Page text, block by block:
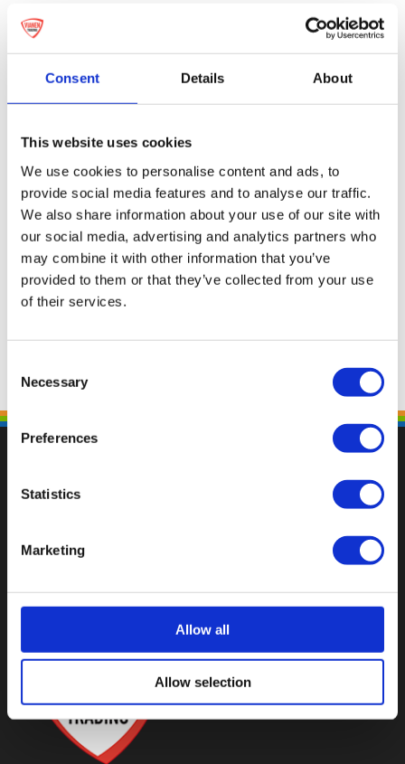
Consent Details About
This website uses cookies
We use cookies to personalise content and ads, to
provide social media features and to analyse our traffic.
We also share information about your use of our site with
our social media, advertising and analytics partners who
may combine it with other information that you’ve
provided to them or that they’ve collected from your use
of their services.
Selection
Necessary
Preferences
Statistics
Marketing
Allow all
Allow selection
Kwaliteit, laagste prijs, snelle levertijd
Manomay is de specialist in promotionele
artikelen. Door onze uitgebreide kennis van
onder andere buttons, sleutelhangers, pins en
emblemen leveren wij onze artikelen met
succes aan particulieren, sportclubs,
verenigingen en bedrijven. We onderscheiden
ons met hoogstaande kwaliteit, de laagste prijs
en snelle levertijden.